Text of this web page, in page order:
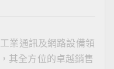
工業通訊及網路設備領
其全方位的卓越銷售